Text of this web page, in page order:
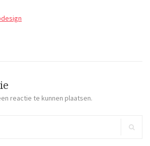
reactie te kunnen plaatsen.